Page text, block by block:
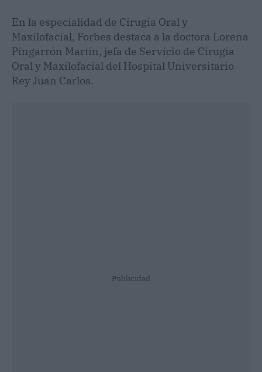
En la especialidad de Cirugía Oral y
Maxilofacial, Forbes destaca a la doctora Lorena
Pingarrón Martín, jefa de Servicio de Cirugía
Oral y Maxilofacial del Hospital Universitario
Rey Juan Carlos.
Publicidad